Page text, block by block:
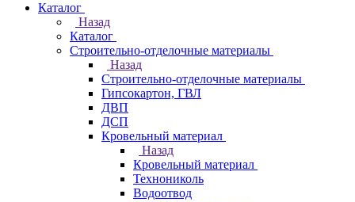
Каталог
Назад
Каталог
Строительно-отделочные материалы
Назад
Строительно-отделочные материалы
Гипсокартон, ГВЛ
ДВП
ДСП
Кровельный материал
Назад
Кровельный материал
Технониколь
Водоотвод